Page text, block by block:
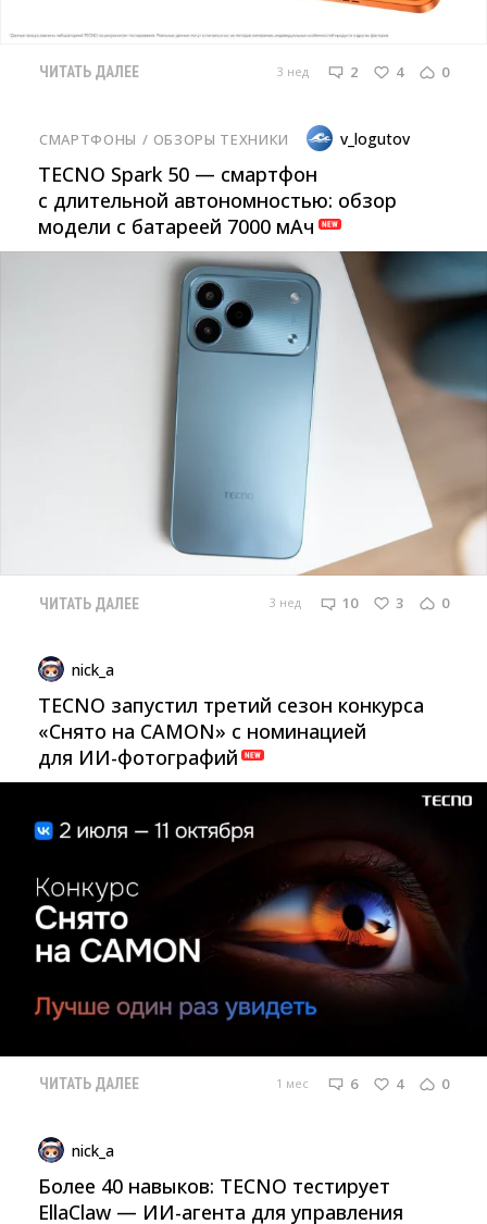
ЧИТАТЬ ДАЛЕЕ 3 нед 2 4 0
СМАРТФОНЫ / ОБЗОРЫ ТЕХНИКИ v_logutov
TECNO Spark 50 — смартфон
с длительной автономностью: обзор
модели с батареей 7000 мАч
ЧИТАТЬ ДАЛЕЕ 3 нед 10 3 0
nick_a
TECNO запустил третий сезон конкурса
«Снято на CAMON» с номинацией
для ИИ-фотографий
ЧИТАТЬ ДАЛЕЕ 1 мес 6 4 0
nick_a
Более 40 навыков: TECNO тестирует
EllaClaw — ИИ-агента для управления